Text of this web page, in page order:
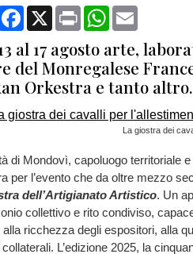
Facebook
X Print WhatsApp
al 17 agosto arte,
del Monregalese
Orkestra e tanto
La giostra dei
di Mondovì, capoluogo territoriale
per l’evento che da oltre mezzo
dell’Artigianato Artistico. Un
collettivo e rito condiviso,
alla ricchezza degli espositori, alla
L’edizione 2025, la